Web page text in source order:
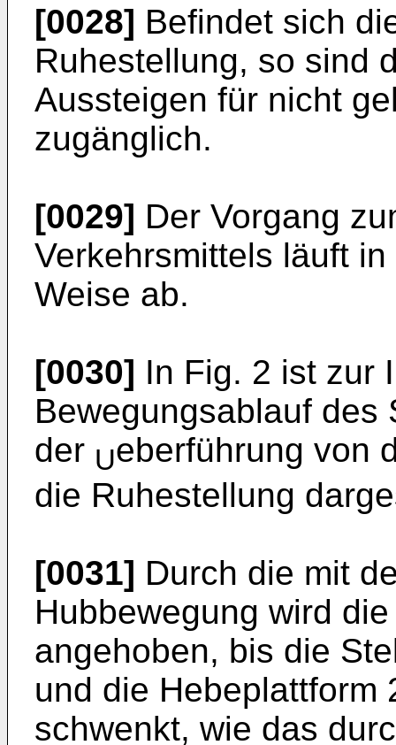
[0028] Befindet sich
Ruhestellung, so sind
Aussteigen für nicht
zugänglich.
[0029] Der Vorgang
Verkehrsmittels läuft
Weise ab.
[0030] In Fig. 2 ist zur
Bewegungsablauf des
der Ueberführung von
die Ruhestellung
[0031] Durch die mit
Hubbewegung wird
angehoben, bis die
und die Hebeplattform
schwenkt, wie das